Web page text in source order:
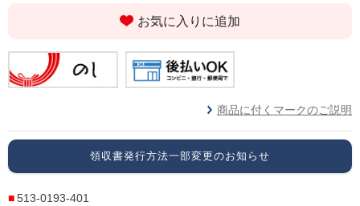
お気に入りに追加
商品に付くマークのご説明
領収書発行方法一部変更のお知らせ
513-0193-401